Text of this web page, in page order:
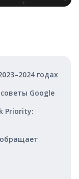
годах
Google
Priority:
обращает